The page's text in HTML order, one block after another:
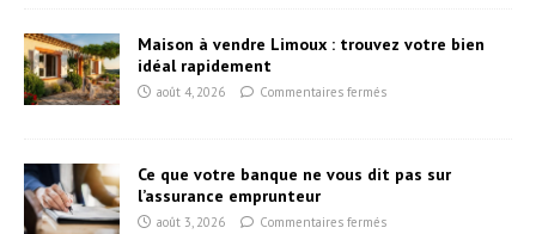
Maison à vendre Limoux : trouvez votre bien
idéal rapidement
août 4, 2026 Commentaires fermés
Ce que votre banque ne vous dit pas sur
l’assurance emprunteur
août 3, 2026 Commentaires fermés